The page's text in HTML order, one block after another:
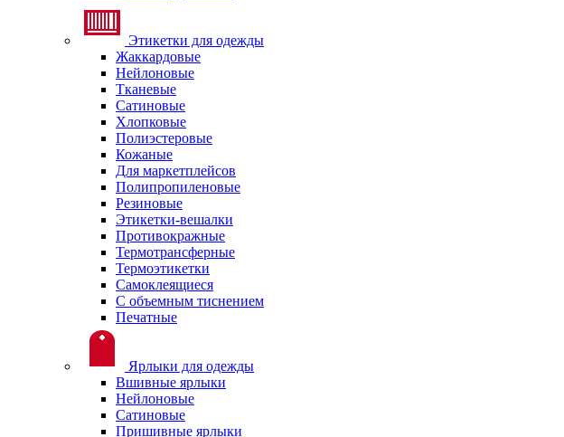
Этикетки для одежды
Жаккардовые
Нейлоновые
Тканевые
Сатиновые
Хлопковые
Полиэстеровые
Кожаные
Для маркетплейсов
Полипропиленовые
Резиновые
Этикетки-вешалки
Противокражные
Термотрансферные
Термоэтикетки
Самоклеящиеся
С объемным тиснением
Печатные
Ярлыки для одежды
Вшивные ярлыки
Нейлоновые
Сатиновые
Пришивные ярлыки